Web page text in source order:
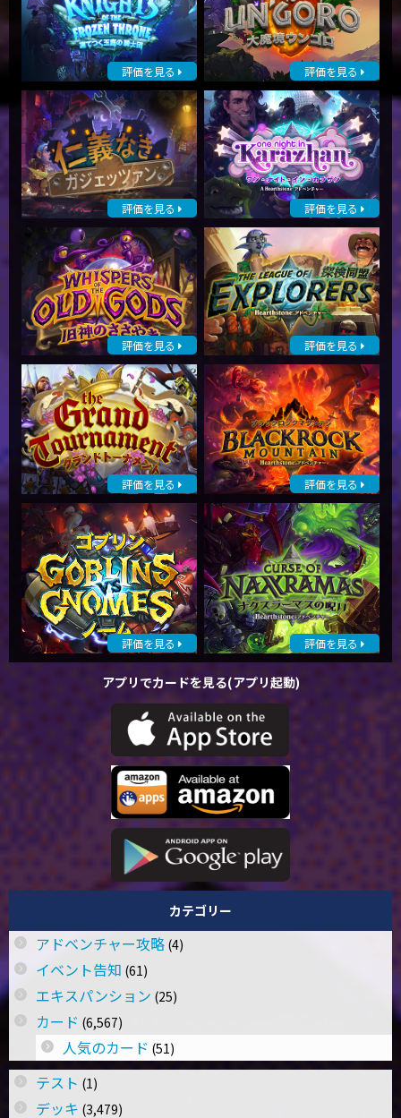
評価を見る 評価を見る
評価を見る 評価を見る
評価を見る 評価を見る
評価を見る 評価を見る
評価を見る 評価を見る
アプリでカードを見る(アプリ起動)
カテゴリー
アドベンチャー攻略 (4)
イベント告知 (61)
エキスパンション (25)
カード (6,567)
人気のカード (51)
テスト (1)
デッキ (3,479)